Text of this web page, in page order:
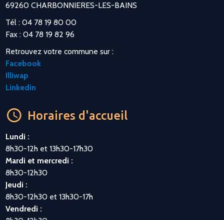
69260 CHARBONNIERES-LES-BAINS
Tél : 04 78 19 80 00
Fax : 04 78 19 82 96
Retrouvez votre commune sur :
Facebook
Illiwap
Linkedin
Horaires d'accueil
Lundi :
8h30-12h et 13h30-17h30
Mardi et mercredi :
8h30-12h30
Jeudi :
8h30-12h30 et 13h30-17h
Vendredi :